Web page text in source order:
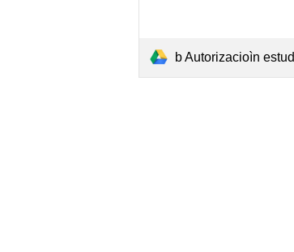
b Autorizacioìn estudiantes 2026 RELLENABLE.pdf